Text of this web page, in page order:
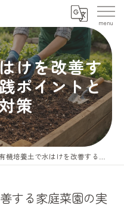
けを改善す
ポイントと
策
機培養土で水はけを改善する家庭菜園の実践ポイントと根腐れ対策
する家庭菜園の実